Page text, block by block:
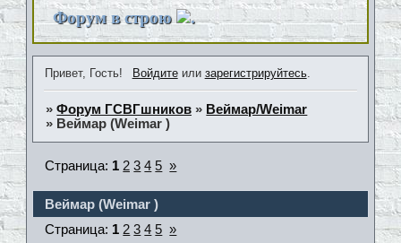
Форум в строю .
Привет, Гость! Войдитеили зарегистрируйтесь.
»Форум ГСВГшников » Веймар/Weimar
» Веймар (Weimar )
Веймар (Weimar )
Страница: 1 2 3 4 5 »
Страница: 1 2 3 4 5 »